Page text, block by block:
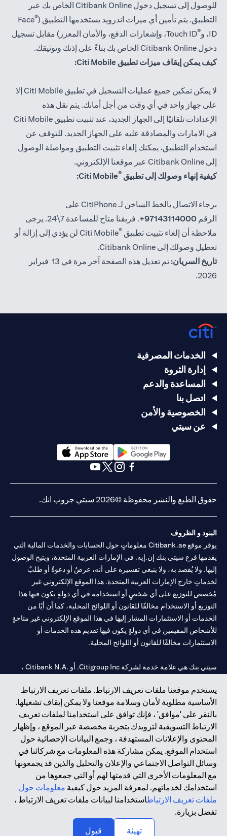
للوصول إلى تسجيل دخول Citibank Online الخاص بك عبر
التطبيق. يتم تأمين أي ميزات اندرويد يستخدمها التطبيق (®
Face
ID، و
®
Touch ID، وإشعارات الدفع، والأمان المعزز) مقابل تسجيل
دخول Citibank Online الخاص بك بناءً على إذنك وتوثيقك.
كيف يمكن إيقاف ميزات تطبيق Citi Mobile:
لا يمكن تمكين جميع عمليات التسجيل في تطبيق Citi Mobile إلا
على جهاز واحد في أي وقت من أجل أمانك. يتم نقل هذه
الإعدادات تلقائيًا إلى الجهاز الجديد، عند تثبيت تطبيق Citi Mobile
في الامارات والمصادقة عليه على الجهاز الجديد. للتوقف عن
استخدام التطبيق، يمكنك إلغاء تثبيت التطبيق ومواصلة الوصول
إلى Citibank Online عبر موقعنا الإلكتروني.
كيفية إنهاء وصولك إلى تطبيق ®
Citi Mobile:
برجاء الاتصال بالخط الساخن لـ CitiPhone على
الرقم 97143114000+
. فريقنا متاح للمساعدة 7\24. يرجى
ملاحظة أن إلغاء تثبيت تطبيق ®
Citi Mobile لن يؤدي إلى إزالة أو
تعطيل وصولك إلى Citibank Online.
تاريخ السريان:
تم تعديل هذه الصفحة آخر مرة في 13 فبراير
2026.
يستخدم موقعنا ملفات تعريف الارتباط. ملفات تعريف الارتباط
الأساسية مطلوبة لأمان وسلامة موقعنا ولا يمكن إيقاف تشغيلها.
بالنقر على 'موافق' ، فإنك توافق على استخدامنا لملفات تعريف
الارتباط التسويقية لتزويدك بتجربة مخصصة عبر الموقع ، وإظهار
المحتوى والإعلانات المستهدفة ، وجمع البيانات الإحصائية حول
استخدام الموقع. يمكن مشاركة هذه المعلومات مع شركائنا في
وسائل التواصل الاجتماعي والإعلان والتحليل والذين قد يجمعونها
مع المعلومات الأخرى التي قدمتها لهم أو التي جمعوها من
استخدامك لخدماتهم. لمعرفة المزيد حول كيفية معلومات حول
ملفات تعريف الارتباطاستخدامنا لبيانات ملفات تعريف الارتباط ،
تفضل بزيارة.
تهيئة
قبول
الخدمات المصرفية
إدارة الثروة
المساعدة والدعم
اتصل بنا
الخصوصية والأمن
عن سيتي
(opens in a new tab)
حقوق الطبع والنشر محفوظة ©2026 سيتي جروب انك.
البنود و الظروف
يوفر موقع Citibank.ae معلوماتٍ حول الحسابات والخدمات المالية التي
يقدمها فرع سيتي بنك إن.إيه. في الإمارات العربية المتحدة، ويتيح الوصول
إليها. ولا يُقصد به، ولا ينبغي تفسيره على أنه، عرضٌ أو دعوةٌ أو طلبٌ
لخدماتٍ خارج الإمارات العربية المتحدة. هذا الموقع الإلكتروني غير
مُخصص للتوزيع على أي شخصٍ أو استخدامه في أي دولةٍ يكون فيها هذا
التوزيع أو الاستخدام مخالفًا للقانون أو اللوائح المحلية، كما أن أيًا من
الخدمات أو الاستثمارات المشار إليها في هذا الموقع الإلكتروني غير متاحةٍ
للأشخاص المقيمين في أي دولةٍ يكون فيها تقديم هذه الخدمات أو
الاستثمارات مخالفًا للقانون أو اللوائح المحلية.
سيتي بنك هي علامة خدمة لشركة Citigroup Inc. أو .Citibank N.A ،
سيتي بنك إن. إيه. الإمارات مسجل لدى مصرف الإمارات المركزي تحت
أرقام التراخيص 202563 لفرع الوصل في دبي، 531989 لفرع مول
الإمارات في دبي، وCN-1002019لفرع أبوظبي. هاتف: 4000 311 04.
فرع سيتي بنك إن إيه - الإمارات العربية المتحدة مرخص من مصرف
الإمارات العربية المتحدة المركزي كفرع لبنك أجنبي.
سيتي بنك إن إيه الإمارات العربية المتحدة مرخص من هيئة الأوراق المالية
والسلع في الإمارات العربية المتحدة ("SCA") للقيام بالنشاط المالي لـ أ)
الاستشارات المالية والتعريف والترويج بموجب ترخيص رقم
20200000097 ب) وسيط تداول في الأسواق الدولية بموجب ترخيص